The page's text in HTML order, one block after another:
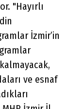
"Hayırlı
İzmir’in
ve esnaf